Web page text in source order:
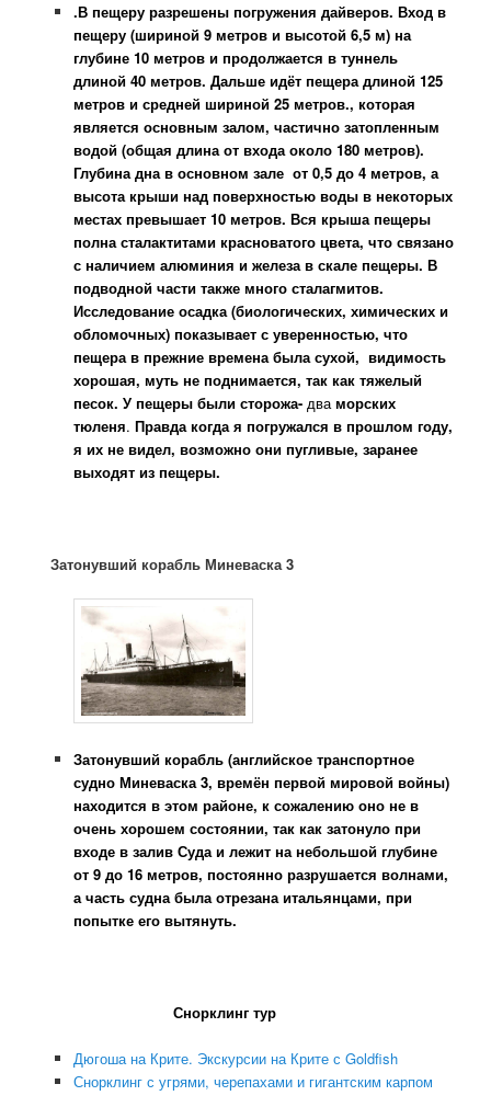
.В пещеру разрешены погружения дайверов. Вход в
пещеру (шириной 9 метров и высотой 6,5 м) на
глубине 10 метров и продолжается в туннель
длиной 40 метров. Дальше идёт пещера длиной 125
метров и средней шириной 25 метров., которая
является основным залом, частично затопленным
водой (общая длина от входа около 180 метров).
Глубина дна в основном зале от 0,5 до 4 метров, а
высота крыши над поверхностью воды в некоторых
местах превышает 10 метров. Вся крыша пещеры
полна сталактитами красноватого цвета, что связано
с наличием алюминия и железа в скале пещеры. В
подводной части также много сталагмитов.
Исследование осадка (биологических, химических и
обломочных) показывает с уверенностью, что
пещера в прежние времена была сухой, видимость
хорошая, муть не поднимается, так как тяжелый
песок. У пещеры были сторожа-дваморских
тюленя. Правда когда я погружался в прошлом году,
я их не видел, возможно они пугливые, заранее
выходят из пещеры.
Затонувший корабль Миневаска 3
Затонувший корабль (английское транспортное
судно Миневаска 3, времён первой мировой войны)
находится в этом районе, к сожалению оно не в
очень хорошем состоянии, так как затонуло при
входе в залив Суда и лежит на небольшой глубине
от 9 до 16 метров, постоянно разрушается волнами,
а часть судна была отрезана итальянцами, при
попытке его вытянуть.
Снорклинг тур
Дюгоша на Крите. Экскурсии на Крите с Goldfish
Снорклинг с угрями, черепахами и гигантским карпом